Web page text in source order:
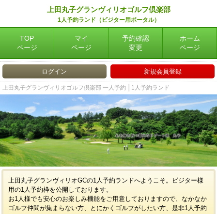
上田丸子グランヴィリオゴルフ倶楽部
1人予約ランド（ビジター用ポータル）
TOP
ページ
マイ
ページ
予約確認
変更
ホーム
ページ
ログイン 新規会員登録
上田丸子グランヴィリオゴルフ倶楽部 一人予約 │1人予約ランド
上田丸子グランヴィリオGCの1人予約ランドへようこそ。ビジター様
用の1人予約枠を公開しております。
お1人様でも安心のお楽しみ機能をご用意しておりますので、なかなか
ゴルフ仲間が集まらない方、とにかくゴルフがしたい方、是非1人予約